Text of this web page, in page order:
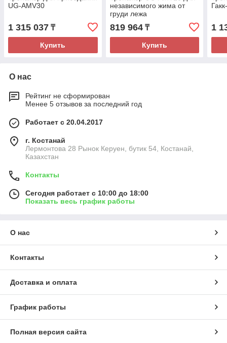
UG-AMV30
1 315 037 ₸
Купить
независимого жима от
груди лежа
819 964₸
Купить
1
О нас
Рейтинг не сформирован
Менее 5 отзывов за последний год
Работает с 20.04.2017
г. Костанай
Лермонтова 28 Рынок Керуен, бутик 54, Костанай,
Казахстан
Контакты
Сегодня работает с 10:00 до 18:00
Показать весь график работы
О нас
Контакты
Доставка и оплата
График работы
Полная версия сайта